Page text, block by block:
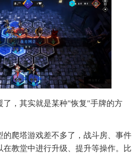
了，其实就是某种"恢复"手牌的方
的爬塔游戏差不多了，战斗房、事件
在教堂中进行升级、提升等操作。比